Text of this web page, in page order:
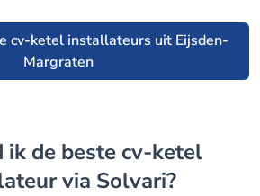
cv-ketel installateurs uit Eijsden-
Margraten
via Solvari?